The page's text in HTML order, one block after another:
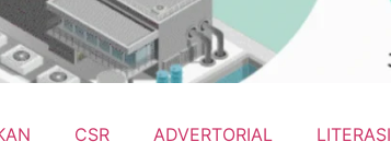
CSR ADVERTORIAL LITERASI